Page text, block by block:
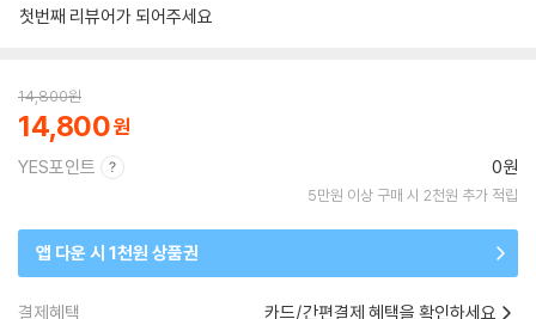
첫번째 리뷰어가 되어주세요
14,800원
14,800
YES포인트 0원
5만원 이상 구매 시 2천원 추가 적립
앱 다운 시 1천원 상품권
결제혜택 카드/간편결제 혜택을 확인하세요